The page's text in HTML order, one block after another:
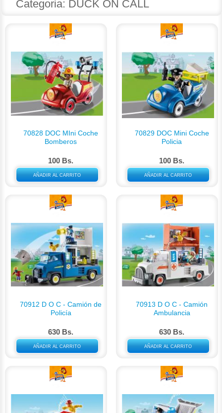
Categoria: DUCK ON CALL
70828 DOC MIni Coche
Bomberos
100 Bs.
AÑADIR AL CARRITO
70829 DOC Mini Coche
Policia
100 Bs.
AÑADIR AL CARRITO
70912 D O C - Camión de
Policía
630 Bs.
AÑADIR AL CARRITO
70913 D O C - Camión
Ambulancia
630 Bs.
AÑADIR AL CARRITO